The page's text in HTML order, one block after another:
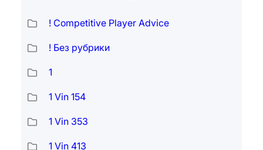
! Competitive Player Advice
! Без рубрики
1
1 Vin 154
1 Vin 353
1 Vin 413